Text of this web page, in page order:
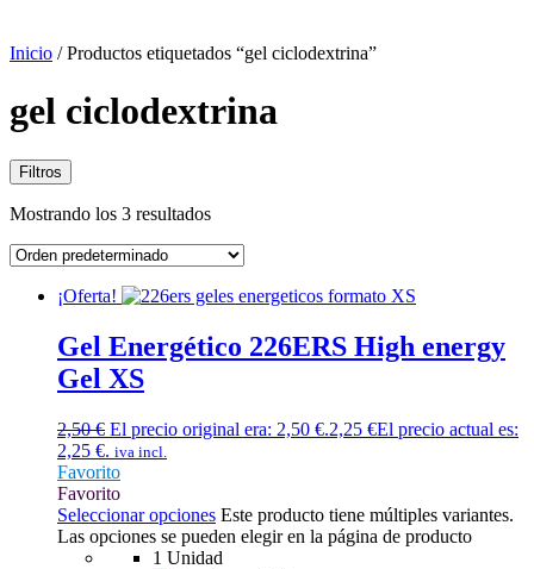
Inicio / Productos etiquetados “gel ciclodextrina”
gel ciclodextrina
Filtros
Mostrando los 3 resultados
¡Oferta!
Gel Energético 226ERS High energy
Gel XS
2,50€ El precio original era: 2,50 €.2,25 €El precio actual es:
2,25 €. iva incl.
Favorito
Favorito
Seleccionar opciones Este producto tiene múltiples variantes.
Las opciones se pueden elegir en la página de producto
1 Unidad